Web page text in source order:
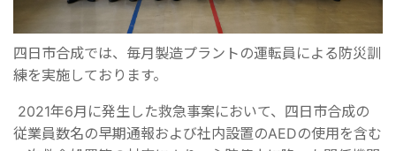
四日市合成では、毎月製造プラントの運転員による防災訓
練を実施しております。
2021年6月に発生した救急事案において、四日市合成の
従業員数名の早期通報および社内設置のAEDの使用を含む